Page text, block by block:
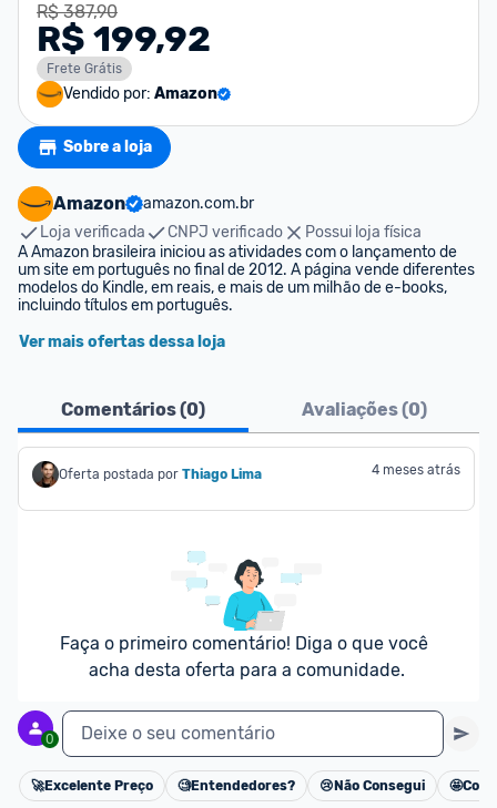
R$ 387,90
R$ 199,92
Frete Grátis
Vendido por: Amazon
Sobre a loja
Amazon
amazon.com.br
Loja verificada
CNPJ verificado
Possui loja física
A Amazon brasileira iniciou as atividades com o lançamento de
um site em português no final de 2012. A página vende diferentes
modelos do Kindle, em reais, e mais de um milhão de e-books,
incluindo títulos em português.
Ver mais ofertas dessa loja
Comentários (0) Avaliações (0)
Oferta postada por Thiago Lima 4 meses atrás
Faça o primeiro comentário! Diga o que você
acha desta oferta para a comunidade.
0 Deixe o seu comentário
Cancelar
🚀Excelente Preço 🧐Entendedores? 😢 Não Consegui 🤩